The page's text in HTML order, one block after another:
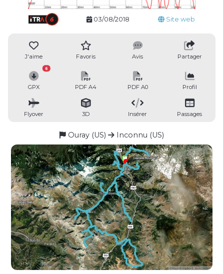
03/08/2018 Site web
J'aime Favoris Avis Partager
GPX
6
PDF A4 PDF A0 Profil
Flyover 3D Insérer Passages
Ouray (US) Inconnu (US)